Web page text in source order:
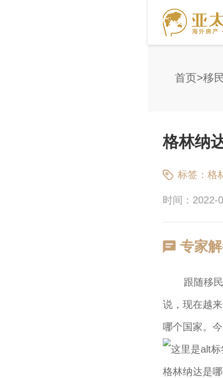
首页 移
格林纳
标签： 格
时间：2022-
专家
跟随移民
说，现在越
哪个国家。
格林纳达是